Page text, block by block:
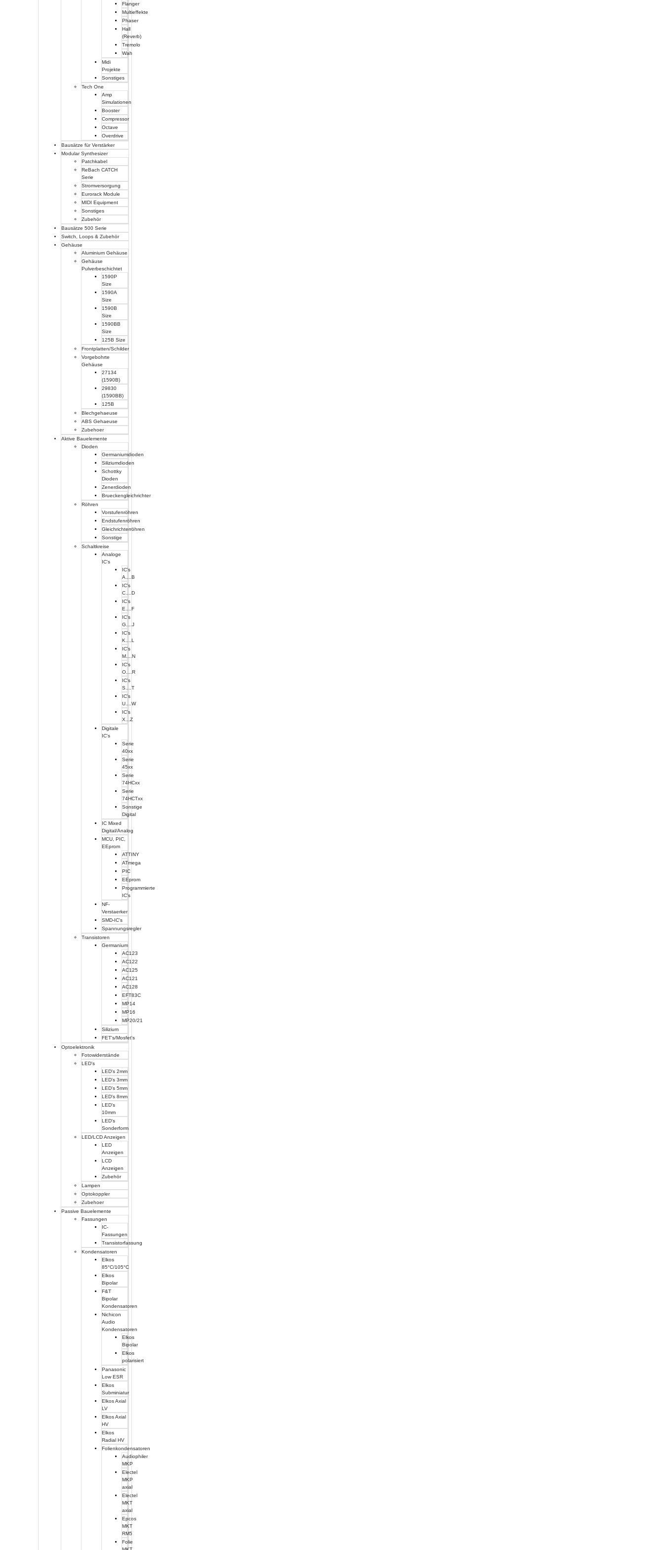
Flanger
Multieffekte
Phaser
Hall
(Reverb)
Tremolo
Wah
Midi
Projekte
Sonstiges
Tech One
Amp
Simulationen
Booster
Compressor
Octave
Overdrive
Bausätze für Verstärker
Modular Synthesizer
Patchkabel
ReBach CATCH
Serie
Stromversorgung
Eurorack Module
MIDI Equipment
Sonstiges
Zubehör
Bausätze 500 Serie
Switch, Loops & Zubehör
Gehäuse
Aluminium Gehäuse
Gehäuse
Pulverbeschichtet
1590P
Size
1590A
Size
1590B
Size
1590BB
Size
125B Size
Frontplatten/Schilder
Vorgebohrte
Gehäuse
27134
(1590B)
29830
(1590BB)
125B
Blechgehaeuse
ABS Gehaeuse
Zubehoer
Aktive Bauelemente
Dioden
Germaniumdioden
Siliziumdioden
Schottky
Dioden
Zenerdioden
Brueckengleichrichter
Röhren
Vorstufenröhren
Endstufenröhren
Gleichrichterröhren
Sonstige
Schaltkreise
Analoge
IC's
IC's
A....B
IC's
C....D
IC's
E....F
IC's
G....J
IC's
K....L
IC's
M....N
IC's
O....R
IC's
S....T
IC's
U....W
IC's
X...Z
Digitale
IC's
Serie
40xx
Serie
45xx
Serie
74HCxx
Serie
74HCTxx
Sonstige
Digital
IC Mixed
Digital/Analog
MCU, PIC,
EEprom
ATTINY
ATmega
PIC
EEprom
Programmierte
IC's
NF-
Verstaerker
SMD-IC's
Spannungsregler
Transistoren
Germanium
AC123
AC122
AC125
AC121
AC128
EFT83C
MP14
MP16
MP20/21
Silizium
FET's/Mosfet's
Optoelektronik
Fotowiderstände
LED's
LED's 2mm
LED's 3mm
LED's 5mm
LED's 8mm
LED's
10mm
LED's
Sonderform
LED/LCD Anzeigen
LED
Anzeigen
LCD
Anzeigen
Zubehör
Lampen
Optokoppler
Zubehoer
Passive Bauelemente
Fassungen
IC-
Fassungen
Transistorfassung
Kondensatoren
Elkos
85°C/105°C
Elkos
Bipolar
F&T
Bipolar
Kondensatoren
Nichicon
Audio
Kondensatoren
Elkos
Bipolar
Elkos
polarisiert
Panasonic
Low ESR
Elkos
Subminiatur
Elkos Axial
LV
Elkos Axial
HV
Elkos
Radial HV
Folienkondensatoren
Audiophiler
MKP
Electel
MKP
axial
Electel
MKT
axial
Epcos
MKT
RM5
Folie